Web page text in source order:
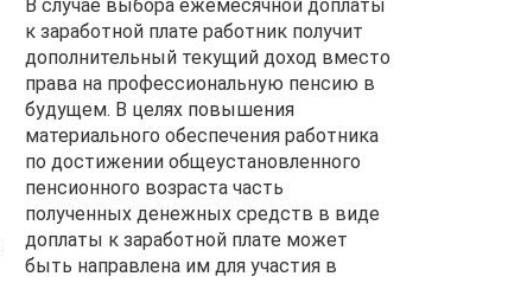
В случае выбора ежемесячной доплаты
к заработной плате работник получит
дополнительный текущий доход вместо
права на профессиональную пенсию в
будущем. В целях повышения
материального обеспечения работника
по достижении общеустановленного
пенсионного возраста часть
полученных денежных средств в виде
доплаты к заработной плате может
быть направлена им для участия в